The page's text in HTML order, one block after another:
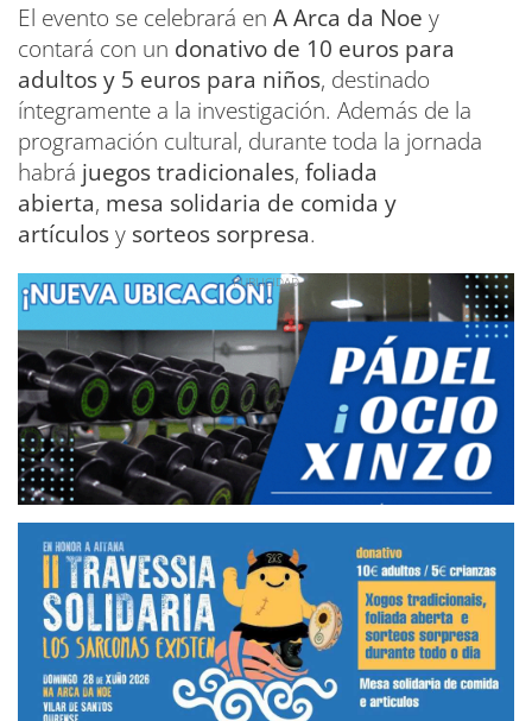
El evento se celebrará en A Arca da Noe y
contará con un donativo de 10 euros para
adultos y 5 euros para niños, destinado
íntegramente a la investigación. Además de la
programación cultural, durante toda la jornada
habrá juegos tradicionales, foliada
abierta, mesa solidaria de comida y
artículosy sorteos sorpresa.